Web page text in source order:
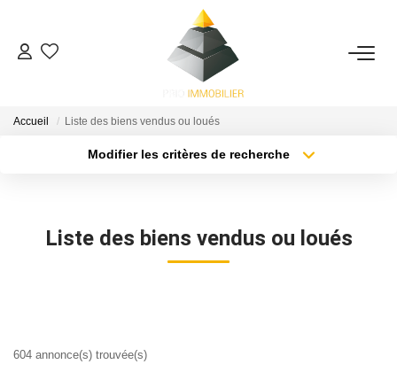
ACHETER
NOTRE AGENCE
Accueil Liste des biens vendus ou loués
Modifier les critères de recherche
Plus de critères Créer une alerte
Liste des biens vendus ou loués
604 annonce(s) trouvée(s)